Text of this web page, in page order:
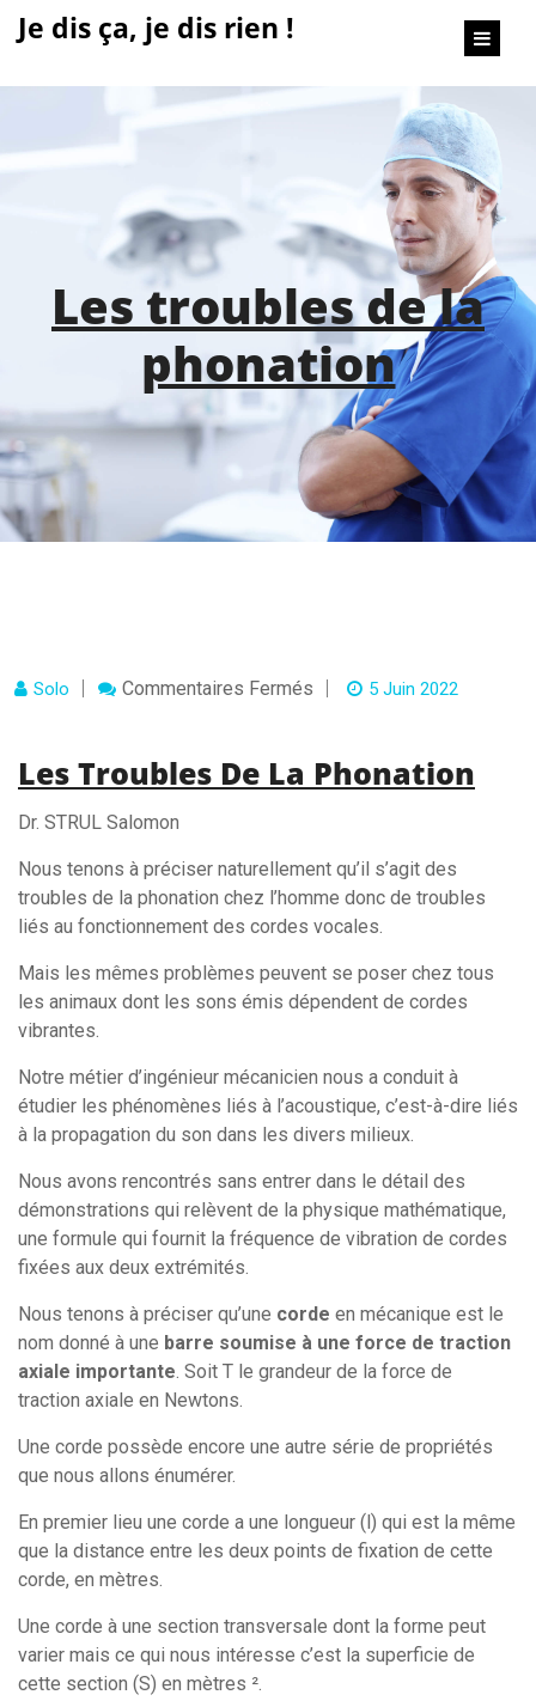
content
Je dis ça, je dis rien !
Les troubles de la
phonation
Solo Commentaires Fermés Sur
La
Phonation
5 Juin 2022
Les Troubles De La Phonation
Dr. STRUL Salomon
Nous tenons à préciser naturellement qu’il s’agit des
troubles de la phonation chez l’homme donc de troubles
liés au fonctionnement des cordes vocales.
Mais les mêmes problèmes peuvent se poser chez tous
les animaux dont les sons émis dépendent de cordes
vibrantes.
Notre métier d’ingénieur mécanicien nous a conduit à
étudier les phénomènes liés à l’acoustique, c’est-à-dire liés
à la propagation du son dans les divers milieux.
Nous avons rencontrés sans entrer dans le détail des
démonstrations qui relèvent de la physique mathématique,
une formule qui fournit la fréquence de vibration de cordes
fixées aux deux extrémités.
Nous tenons à préciser qu’une corde en mécanique est le
nom donné à une barre soumise à une force de traction
axiale importante. Soit T le grandeur de la force de
traction axiale en Newtons.
Une corde possède encore une autre série de propriétés
que nous allons énumérer.
En premier lieu une corde a une longueur (l) qui est la même
que la distance entre les deux points de fixation de cette
corde, en mètres.
Une corde à une section transversale dont la forme peut
varier mais ce qui nous intéresse c’est la superficie de
cette section (S) en mètres ².